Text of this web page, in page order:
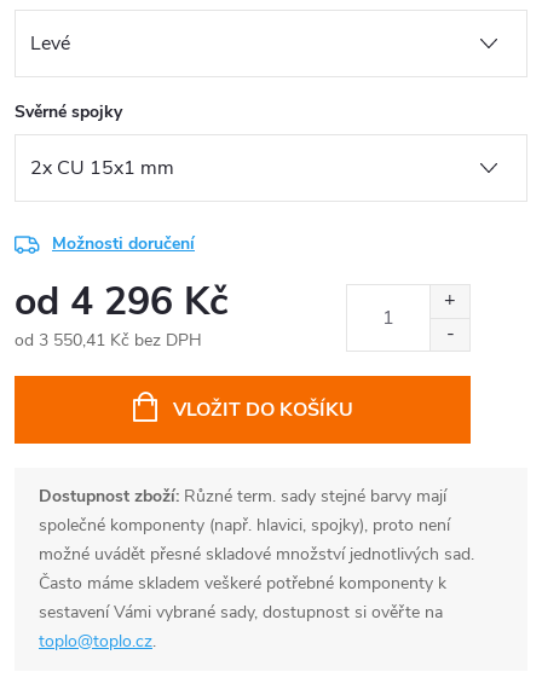
Svěrné spojky
Možnosti doručení
od 4 296 Kč
od 3 550,41 Kč bez DPH
VLOŽIT DO KOŠÍKU
Dostupnost zboží: Různé term. sady stejné barvy mají
společné komponenty (např. hlavici, spojky), proto není
možné uvádět přesné skladové množství jednotlivých sad.
Často máme skladem veškeré potřebné komponenty k
sestavení Vámi vybrané sady, dostupnost si ověřte na
toplo@toplo.cz.